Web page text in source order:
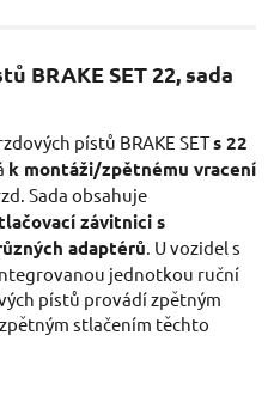
BRAKE SET 22, sada
pístů BRAKE SETs 22
k montáži/zpětnému vracení
Sada obsahuje
závitnici s
adaptérů. U vozidel s
jednotkou ruční
pístů provádí zpětným
stlačením těchto